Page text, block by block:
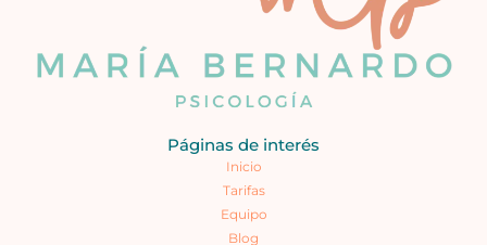
Páginas de interés
Inicio
Tarifas
Equipo
Blog